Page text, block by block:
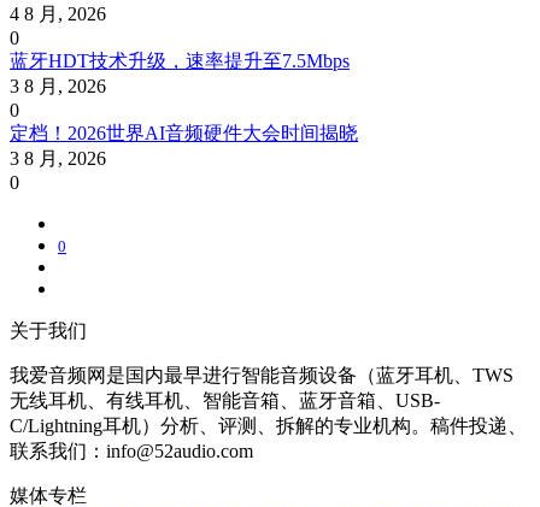
4 8 月, 2026
0
蓝牙HDT技术升级，速率提升至7.5Mbps
3 8 月, 2026
0
定档！2026世界AI音频硬件大会时间揭晓
3 8 月, 2026
0
0
关于我们
我爱音频网是国内最早进行智能音频设备（蓝牙耳机、TWS
无线耳机、有线耳机、智能音箱、蓝牙音箱、USB-
C/Lightning耳机）分析、评测、拆解的专业机构。稿件投递、
联系我们：info@52audio.com
媒体专栏